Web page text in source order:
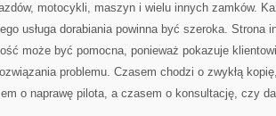
motocykli, maszyn i wielu innych zamków.
usługa dorabiania powinna być szeroka. Strona
może być pomocna, ponieważ pokazuje
problemu. Czasem chodzi o zwykłą
o naprawę pilota, a czasem o konsultację, czy